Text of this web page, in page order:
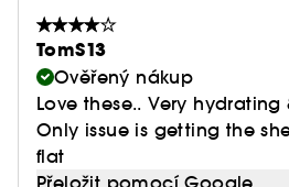
TomS13
Ověřený nákup
Love these.. Very
Only issue is getting the
flat
Přeložit pomocí Google